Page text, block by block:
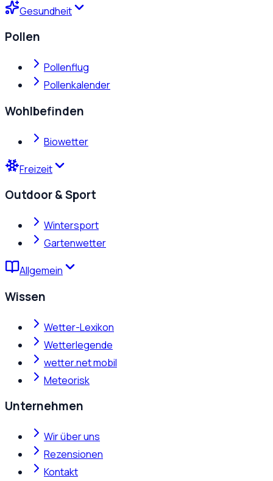
Gesundheit
Pollen
Pollenflug
Pollenkalender
Wohlbefinden
Biowetter
Freizeit
Outdoor & Sport
Wintersport
Gartenwetter
Allgemein
Wissen
Wetter-Lexikon
Wetterlegende
wetter.net mobil
Meteorisk
Unternehmen
Wir über uns
Rezensionen
Kontakt